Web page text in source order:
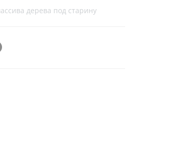
дерева под старину